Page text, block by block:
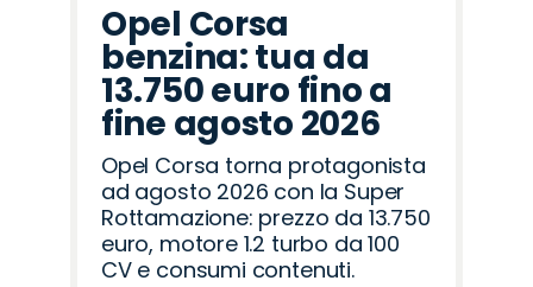
Opel Corsa
benzina: tua da
13.750 euro fino a
fine agosto 2026
Opel Corsa torna protagonista
ad agosto 2026 con la Super
Rottamazione: prezzo da 13.750
euro, motore 1.2 turbo da 100
CV e consumi contenuti.